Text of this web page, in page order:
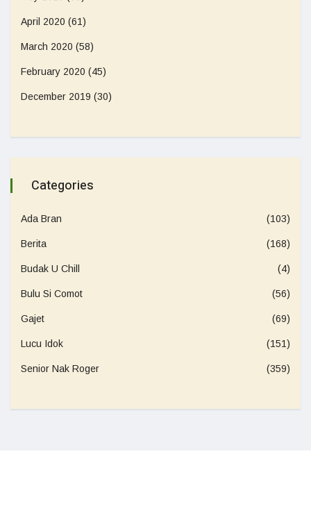
April 2020 (61)
March 2020 (58)
February 2020 (45)
December 2019 (30)
Categories
Ada Bran (103)
Berita (168)
Budak U Chill (4)
Bulu Si Comot (56)
Gajet (69)
Lucu Idok (151)
Senior Nak Roger (359)